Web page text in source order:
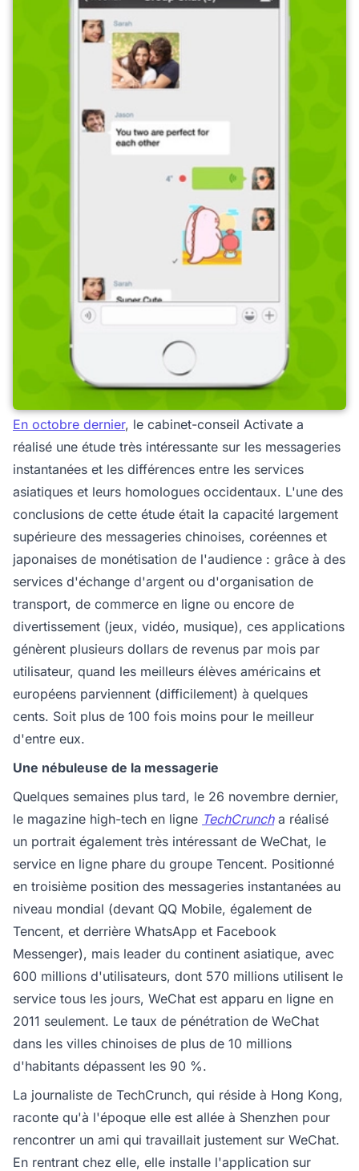
En octobre dernier, le cabinet-conseil Activate a
réalisé une étude très intéressante sur les messageries
instantanées et les différences entre les services
asiatiques et leurs homologues occidentaux. L'une des
conclusions de cette étude était la capacité largement
supérieure des messageries chinoises, coréennes et
japonaises de monétisation de l'audience : grâce à des
services d'échange d'argent ou d'organisation de
transport, de commerce en ligne ou encore de
divertissement (jeux, vidéo, musique), ces applications
génèrent plusieurs dollars de revenus par mois par
utilisateur, quand les meilleurs élèves américains et
européens parviennent (difficilement) à quelques
cents. Soit plus de 100 fois moins pour le meilleur
d'entre eux.
Une nébuleuse de la messagerie
Quelques semaines plus tard, le 26 novembre dernier,
le magazine high-tech en ligne TechCruncha réalisé
un portrait également très intéressant de WeChat, le
service en ligne phare du groupe Tencent. Positionné
en troisième position des messageries instantanées au
niveau mondial (devant QQ Mobile, également de
Tencent, et derrière WhatsApp et Facebook
Messenger), mais leader du continent asiatique, avec
600 millions d'utilisateurs, dont 570 millions utilisent le
service tous les jours, WeChat est apparu en ligne en
2011 seulement. Le taux de pénétration de WeChat
dans les villes chinoises de plus de 10 millions
d'habitants dépassent les 90 %.
La journaliste de TechCrunch, qui réside à Hong Kong,
raconte qu'à l'époque elle est allée à Shenzhen pour
rencontrer un ami qui travaillait justement sur WeChat.
En rentrant chez elle, elle installe l'application sur